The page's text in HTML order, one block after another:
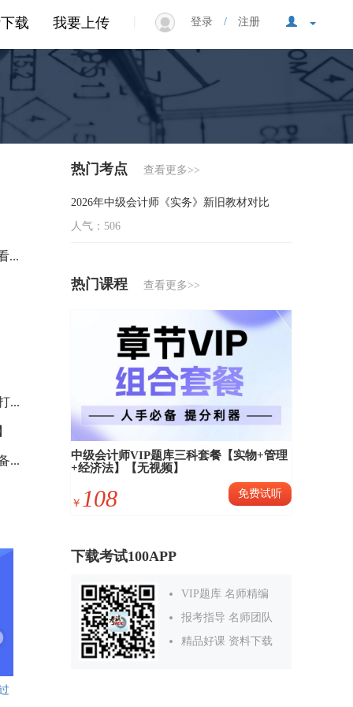
登录 / 注册
我要上传
载
...
...
...
热门考点 查看更多>>
2026年中级会计师《实务》新旧教材对比
人气：506
热门课程 查看更多>>
中级会计师VIP题库三科套餐【实物+管理
+经济法】【无视频】
￥ 108 免费试听
下载考试100APP
VIP题库 名师精编
报考指导 名师团队
精品好课 资料下载